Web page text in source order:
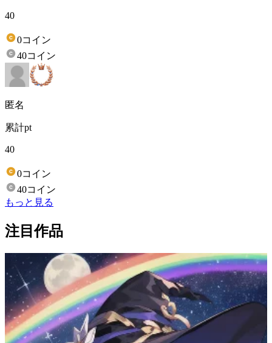
40
0コイン
40コイン
匿名
累計pt
40
0コイン
40コイン
もっと見る
注目作品